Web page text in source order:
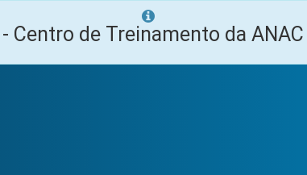
Centro de Treinamento da